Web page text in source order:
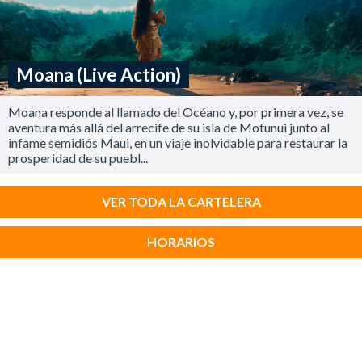
Moana (Live Action)
Moana responde al llamado del Océano y, por primera vez, se
aventura más allá del arrecife de su isla de Motunui junto al
infame semidiós Maui, en un viaje inolvidable para restaurar la
prosperidad de su puebl...
VER TODA LA CARTELERA
HORARIOS